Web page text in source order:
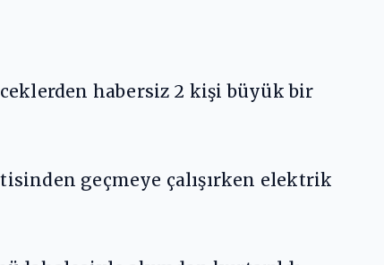
habersiz 2 kişi büyük bir
geçmeye çalışırken elektrik